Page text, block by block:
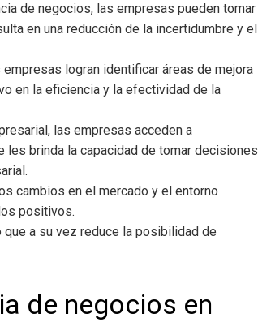
de negocios, las empresas pueden tomar
en una reducción de la incertidumbre y el
empresas logran identificar áreas de mejora
en la eficiencia y la efectividad de la
, las empresas acceden a
les brinda la capacidad de tomar decisiones
cambios en el mercado y el entorno
positivos.
a su vez reduce la posibilidad de
de negocios en